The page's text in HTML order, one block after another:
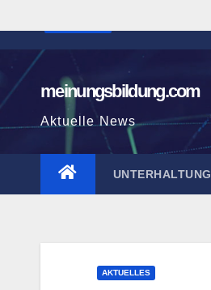
Inhalt
springen
meinungsbildung.com
Aktuelle News
UNTERHALTUNG
AKTUELLES